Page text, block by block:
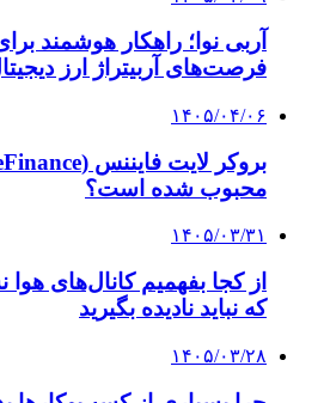
۱۴۰۴/۰۵/۰۲
طرح بیمه سهام تا ۸ مرداد تمدید شد
۱۴۰۴/۰۴/۲۲
امروز حقیقی‌ها چقدر سهام
با پرداخت یک ریال
۱۴۰۴/۰۴/۱۸